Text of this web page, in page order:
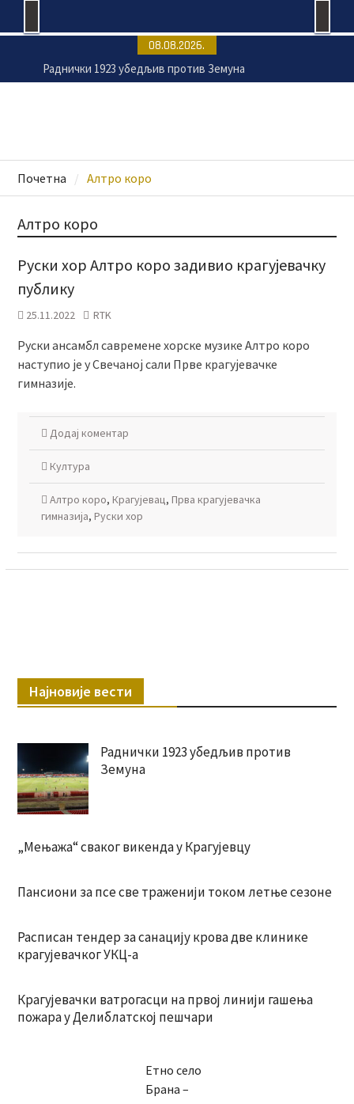
content
08.08.2026.
Раднички 1923 убедљив против Земуна
„Мењажа“ сваког викенда у Крагујевцу
Почетна Алтро коро
Алтро коро
Руски хор Алтро коро задивио крагујевачку
публику
25.11.2022 RTK
Руски ансамбл савремене хорске музике Алтро коро
наступио је у Свечаној сали Прве крагујевачке
гимназије.
Додај коментар
Култура
Алтро коро, Крагујевац, Прва крагујевачка
гимназија, Руски хор
Најновије вести
Раднички 1923 убедљив против
Земуна
„Мењажа“ сваког викенда у Крагујевцу
Пансиони за псе све траженији током летње сезоне
Расписан тендер за санацију крова две клинике
крагујевачког УКЦ-а
Крагујевачки ватрогасци на првој линији гашења
пожара у Делиблатској пешчари
Етно село
Брана –